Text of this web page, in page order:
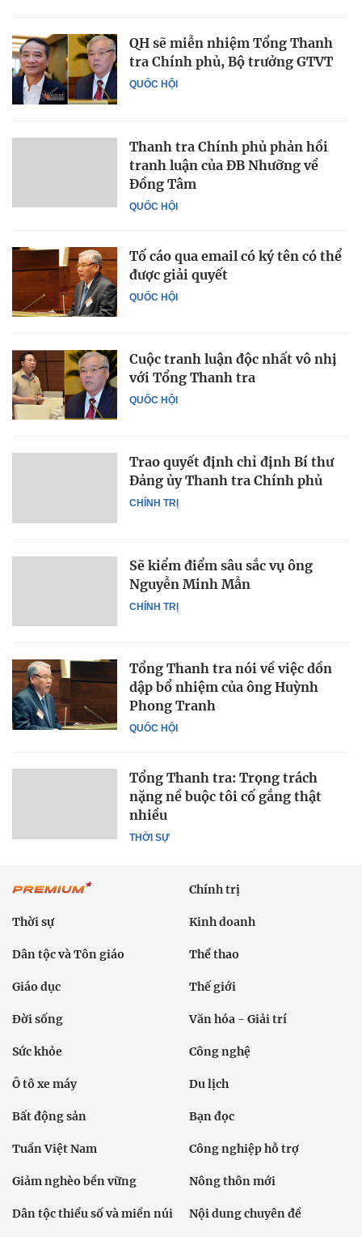
QUỐC HỘI
QH sẽ miễn nhiệm Tổng Thanh
tra Chính phủ, Bộ trưởng GTVT
QUỐC HỘI
Thanh tra Chính phủ phản hồi
tranh luận của ĐB Nhưỡng về
Đồng Tâm
QUỐC HỘI
Tố cáo qua email có ký tên có thể
được giải quyết
QUỐC HỘI
Cuộc tranh luận độc nhất vô nhị
với Tổng Thanh tra
CHÍNH TRỊ
Trao quyết định chỉ định Bí thư
Đảng ủy Thanh tra Chính phủ
CHÍNH TRỊ
Sẽ kiểm điểm sâu sắc vụ ông
Nguyễn Minh Mẫn
QUỐC HỘI
Tổng Thanh tra nói về việc dồn
dập bổ nhiệm của ông Huỳnh
Phong Tranh
THỜI SỰ
Tổng Thanh tra: Trọng trách
nặng nề buộc tôi cố gắng thật
nhiều
Chính trị
Thời sự Kinh doanh
Dân tộc và Tôn giáo Thể thao
Giáo dục Thế giới
Đời sống Văn hóa - Giải trí
Sức khỏe Công nghệ
Ô tô xe máy Du lịch
Bất động sản Bạn đọc
Tuần Việt Nam Công nghiệp hỗ trợ
Giảm nghèo bền vững Nông thôn mới
Dân tộc thiểu số và miền núi Nội dung chuyên đề